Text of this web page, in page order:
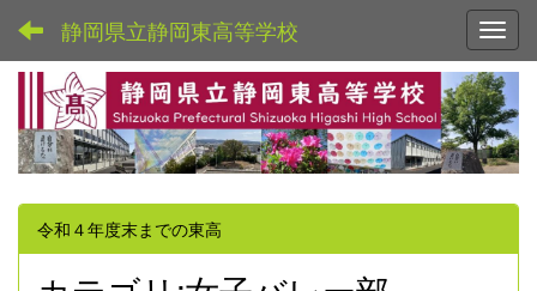
静岡県立静岡東高等学校
令和４年度末までの東高